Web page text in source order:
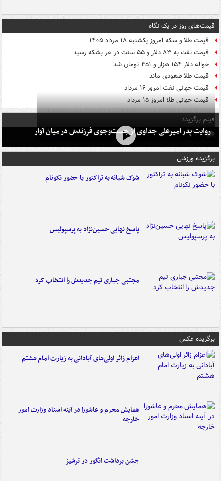
قیمت‌های روز در یک نگاه
قیمت طلا و سکه امروز یکشنبه ۱۸ مرداد ۱۴۰۵
قیمت نفت به ۸۳ دلار و ۵۵ سنت در هر بشکه رسید
حواله دلار ۱۵۴ هزار و ۴۵۱ تومان شد
قیمت طلا صعودی ماند
قیمت جهانی نفت امروز ۱۶ مرداد
قیمت جهانی طلا امروز ۱۵ مرداد
فیلم برگزیده
روایت پدر امیرعلی جداوی از جست‌وجوی فرزندش در میان آوار
برگزیده ورزشی
شوک شبانه به تراکتور با حضور نکونام
پاسخ نهایی حسین‌نژاد به پرسپولیس
مجتبی جباری تیم جدیدش را انتخاب کرد
برگزیده عکس
اعزام زائر اولی‌های آبادانی به زیارت امام هشتم
همایش محرم و عاشورا در آینه اسناد وزارت امور
خارجه
جشن برداشت انگور در ترشیز